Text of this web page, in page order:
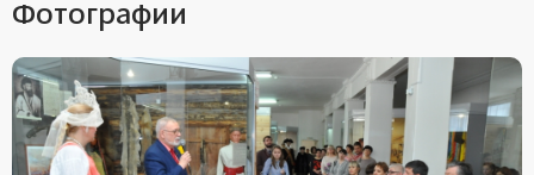
Фотографии